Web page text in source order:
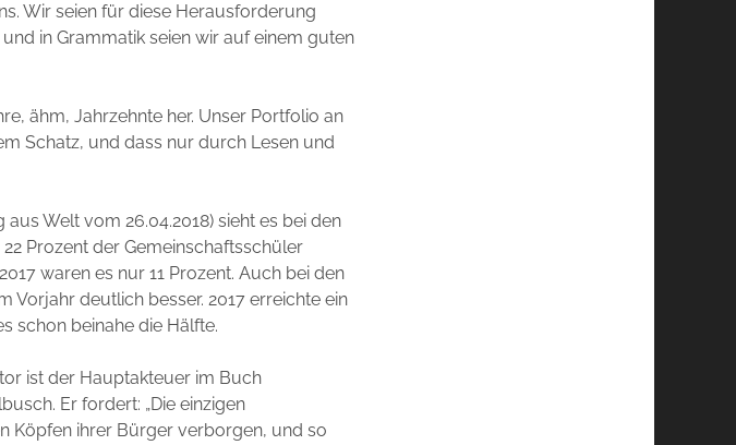
Wir seien für diese Herausforderung
in Grammatik seien wir auf einem guten
ähm, Jahrzehnte her. Unser Portfolio an
Schatz, und dass nur durch Lesen und
Welt vom 26.04.2018) sieht es bei den
Prozent der Gemeinschaftsschüler
waren es nur 11 Prozent. Auch bei den
deutlich besser. 2017 erreichte ein
schon beinahe die Hälfte.
ist der Hauptakteuer im Buch
Er fordert: „Die einzigen
Köpfen ihrer Bürger verborgen, und so